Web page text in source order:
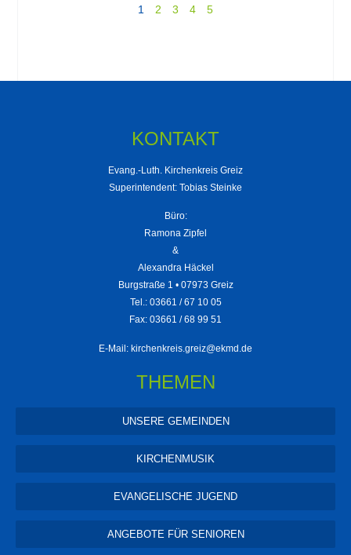
1 2 3 4 5
KONTAKT
Evang.-Luth. Kirchenkreis Greiz
Superintendent: Tobias Steinke
Büro:
Ramona Zipfel
&
Alexandra Häckel
Burgstraße 1 • 07973 Greiz
Tel.: 03661 / 67 10 05
Fax: 03661 / 68 99 51
E-Mail: kirchenkreis.greiz@ekmd.de
THEMEN
UNSERE GEMEINDEN
KIRCHENMUSIK
EVANGELISCHE JUGEND
ANGEBOTE FÜR SENIOREN